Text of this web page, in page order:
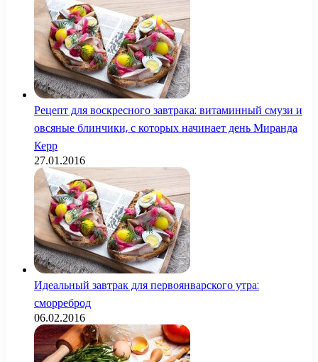
Рецепт для воскресного завтрака: витаминный смузи и
овсяные блинчики, с которых начинает день Миранда
Керр
27.01.2016
Идеальный завтрак для первоянварского утра:
сморреброд
06.02.2016